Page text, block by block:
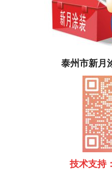
泰州市新月
技术支持